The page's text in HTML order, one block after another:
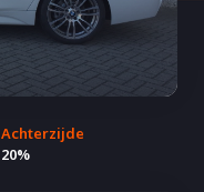
Achterzijde
20%